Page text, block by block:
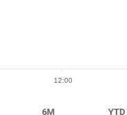
12:00
6M
YTD